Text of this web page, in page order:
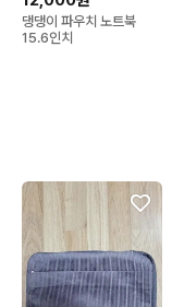
댕댕이 파우치 노트북
15.6인치